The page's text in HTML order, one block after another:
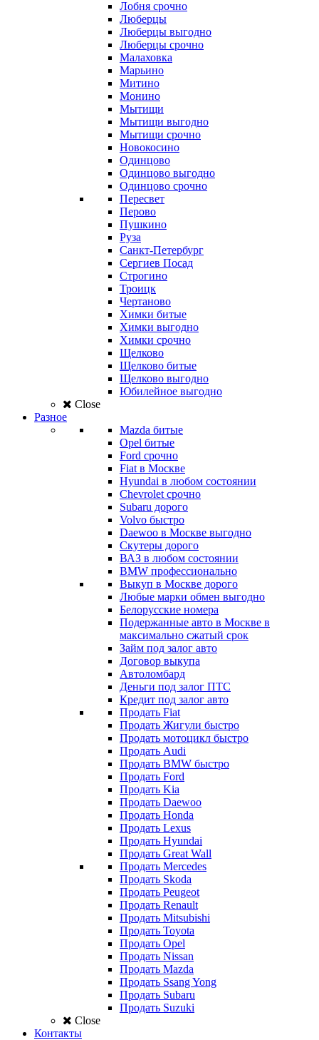
Лобня срочно
Люберцы
Люберцы выгодно
Люберцы срочно
Малаховка
Марьино
Митино
Монино
Мытищи
Мытищи выгодно
Мытищи срочно
Новокосино
Одинцово
Одинцово выгодно
Одинцово срочно
Пересвет
Перово
Пушкино
Руза
Санкт-Петербург
Сергиев Посад
Строгино
Троицк
Чертаново
Химки битые
Химки выгодно
Химки срочно
Щелково
Щелково битые
Щелково выгодно
Юбилейное выгодно
Close
Разное
Mazda битые
Opel битые
Ford срочно
Fiat в Москве
Hyundai в любом состоянии
Chevrolet срочно
Subaru дорого
Volvo быстро
Daewoo в Москве выгодно
Скутеры дорого
ВАЗ в любом состоянии
BMW профессионально
Выкуп в Москве дорого
Любые марки обмен выгодно
Белорусские номера
Подержанные авто в Москве в
максимально сжатый срок
Займ под залог авто
Договор выкупа
Автоломбард
Деньги под залог ПТС
Кредит под залог авто
Продать Fiat
Продать Жигули быстро
Продать мотоцикл быстро
Продать Audi
Продать BMW быстро
Продать Ford
Продать Kia
Продать Daewoo
Продать Honda
Продать Lexus
Продать Hyundai
Продать Great Wall
Продать Mercedes
Продать Skoda
Продать Peugeot
Продать Renault
Продать Mitsubishi
Продать Toyota
Продать Opel
Продать Nissan
Продать Mazda
Продать Ssang Yong
Продать Subaru
Продать Suzuki
Close
Контакты